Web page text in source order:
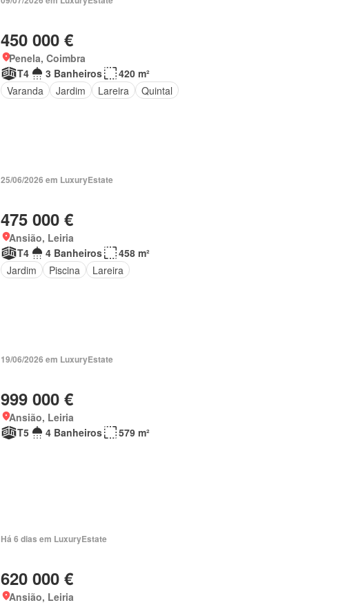
450 000 €
Penela, Coimbra
T4
3 Banheiros
420 m²
Varanda
Jardim Lareira Quintal
25/06/2026 em LuxuryEstate
475 000 €
Ansião, Leiria
T4
4 Banheiros
458 m²
Jardim
Piscina Lareira
19/06/2026 em LuxuryEstate
999 000 €
Ansião, Leiria
T5
4 Banheiros 579 m²
Há 6 dias em LuxuryEstate
620 000 €
Ansião, Leiria